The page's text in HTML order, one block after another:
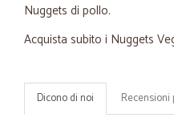
Nuggets di pollo.
Acquista subito i Nuggets
Dicono di noi